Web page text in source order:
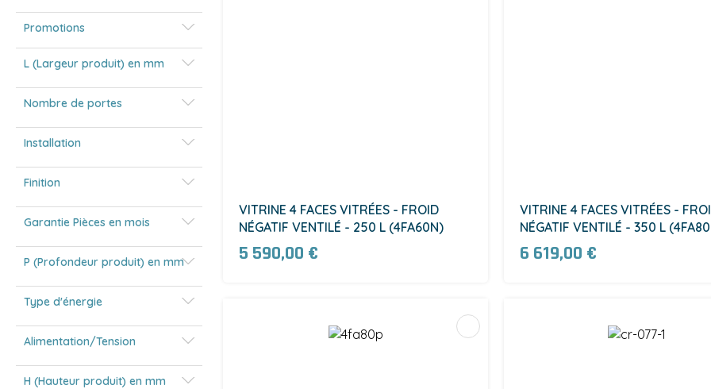
Promotions
L (Largeur produit) en mm
Nombre de portes
Installation
Finition
Garantie Pièces en mois
P (Profondeur produit) en mm
Type d'énergie
Alimentation/Tension
H (Hauteur produit) en mm
VITRINE 4 FACES VITRÉES - FROID
NÉGATIF VENTILÉ - 250 L (4FA60N)
5 590,00 €
VITRINE 4 FACES VITRÉES -
NÉGATIF VENTILÉ - 350 L
6 619,00 €